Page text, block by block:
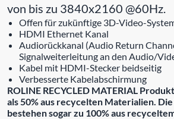
von bis zu 3840x2160 @60Hz.
Offen für zukünftige 3D-Video-
HDMI Ethernet Kanal
Audiorückkanal (Audio Return
Signalweiterleitung an den Audio/
Kabel mit HDMI-Stecker beidseitig
Verbesserte Kabelabschirmung
ROLINE RECYCLED MATERIAL
als 50% aus recycelten Materialien.
bestehen sogar zu 100% aus